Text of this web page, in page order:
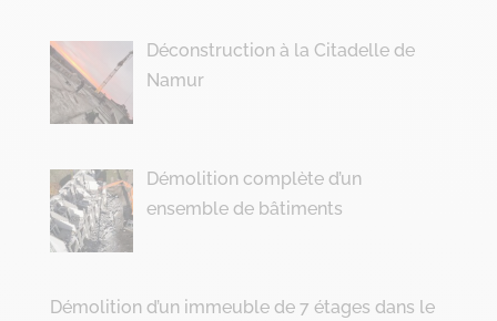
Déconstruction à la Citadelle de
Namur
Démolition complète d’un
ensemble de bâtiments
Démolition d’un immeuble de 7 étages dans le